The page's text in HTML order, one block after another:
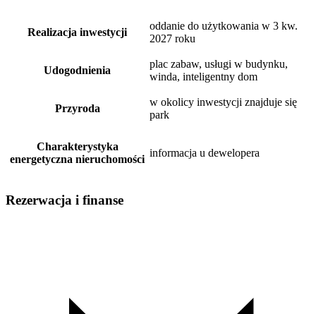
Realizacja inwestycji
oddanie do użytkowania w 3 kw.
2027 roku
Udogodnienia
plac zabaw, usługi w budynku,
winda, inteligentny dom
Przyroda
w okolicy inwestycji znajduje się
park
Charakterystyka
energetyczna nieruchomości
informacja u dewelopera
Rezerwacja i finanse